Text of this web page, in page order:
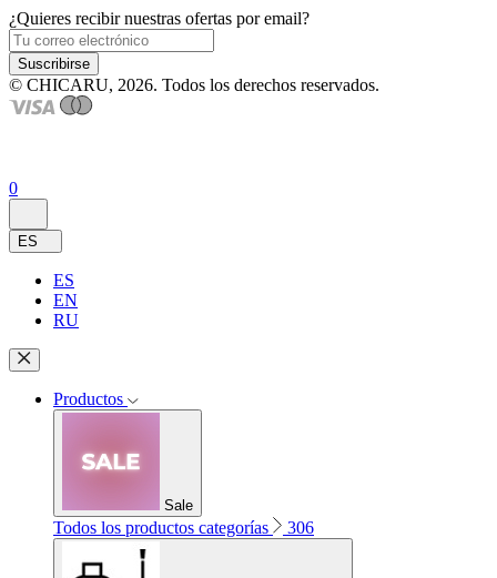
¿Quieres recibir nuestras ofertas por email?
Suscribirse
© CHICARU, 2026. Todos los derechos reservados.
0
ES
ES
EN
RU
Productos
Sale
Todos los productos categorías 306